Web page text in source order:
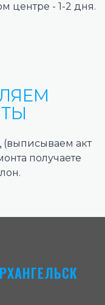
центре - 1-2 дня.
(выписываем акт
получаете